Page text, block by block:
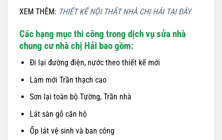
XEM THÊM: THIẾT KẾ NỘI THẤT NHÀ CHỊ HẢI TẠI ĐÂY
Các hạng mục thi công trong dịch vụ sửa nhà
chung cư nhà chị Hải bao gồm:
Đi lại đường điện, nước theo thiết kế mới
Làm mới Trần thạch cao
Sơn lại toàn bộ Tường, Trần nhà
Lát sàn gỗ căn hộ
Ốp lát vệ sinh và ban công